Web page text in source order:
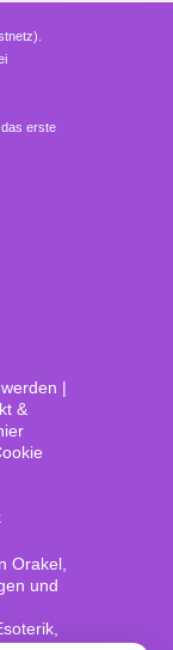
erste
|
&
Orakel,
und